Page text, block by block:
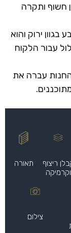
חשוף ותקרה
בגוון ירוק והוא
עבור הלקוח
עברה את
ריצוף
וקרמיקה
תאורה
צילום